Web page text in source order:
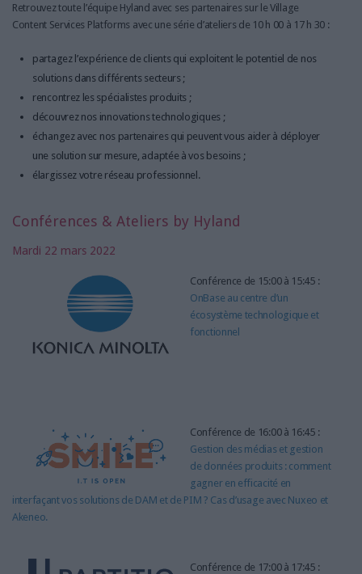
Retrouvez toute l’équipe Hyland avec ses partenaires sur le Village
Content Services Platforms avec une série d’ateliers de 10 h 00 à 17 h 30 :
partagez l’expérience de clients qui exploitent le potentiel de nos
solutions dans différents secteurs ;
rencontrez les spécialistes produits ;
découvrez nos innovations technologiques ;
échangez avec nos partenaires qui peuvent vous aider à déployer
une solution sur mesure, adaptée à vos besoins ;
élargissez votre réseau professionnel.
Conférences & Ateliers by Hyland
Mardi 22 mars 2022
Conférence de 15:00 à 15:45 :
OnBase au centre d’un
écosystème technologique et
fonctionnel
Conférence de 16:00 à 16:45 :
Gestion des médias et gestion
de données produits : comment
gagner en efficacité en
interfaçant vos solutions de DAM et de PIM ? Cas d’usage avec Nuxeo et
Akeneo.
Conférence de 17:00 à 17:45 :